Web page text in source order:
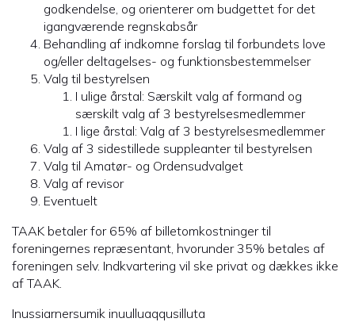
godkendelse, og orienterer om budgettet for det
igangværende regnskabsår
Behandling af indkomne forslag til forbundets love
og/eller deltagelses- og funktionsbestemmelser
Valg til bestyrelsen
I ulige årstal: Særskilt valg af formand og
særskilt valg af 3 bestyrelsesmedlemmer
I lige årstal: Valg af 3 bestyrelsesmedlemmer
Valg af 3 sidestillede suppleanter til bestyrelsen
Valg til Amatør- og Ordensudvalget
Valg af revisor
Eventuelt
TAAK betaler for 65% af billetomkostninger til
foreningernes repræsentant, hvorunder 35% betales af
foreningen selv. Indkvartering vil ske privat og dækkes ikke
af TAAK.
Inussiarnersumik inuulluaqqusilluta